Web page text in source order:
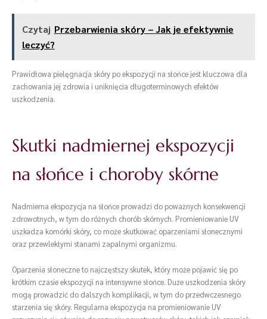
Czytaj Przebarwienia skóry – Jak je efektywnie
leczyć?
Prawidłowa pielęgnacja skóry po ekspozycji na słońce jest kluczowa dla
zachowania jej zdrowia i uniknięcia długoterminowych efektów
uszkodzenia.
Skutki nadmiernej ekspozycji
na słońce i choroby skórne
Nadmierna ekspozycja na słońce prowadzi do poważnych konsekwencji
zdrowotnych, w tym do różnych chorób skórnych. Promieniowanie UV
uszkadza komórki skóry, co może skutkować oparzeniami słonecznymi
oraz przewlekłymi stanami zapalnymi organizmu.
Oparzenia słoneczne to najczęstszy skutek, który może pojawić się po
krótkim czasie ekspozycji na intensywne słońce. Duże uszkodzenia skóry
mogą prowadzić do dalszych komplikacji, w tym do przedwczesnego
starzenia się skóry. Regularna ekspozycja na promieniowanie UV